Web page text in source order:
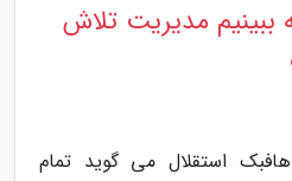
مدیریت تلاش
استقلال می گوید تمام